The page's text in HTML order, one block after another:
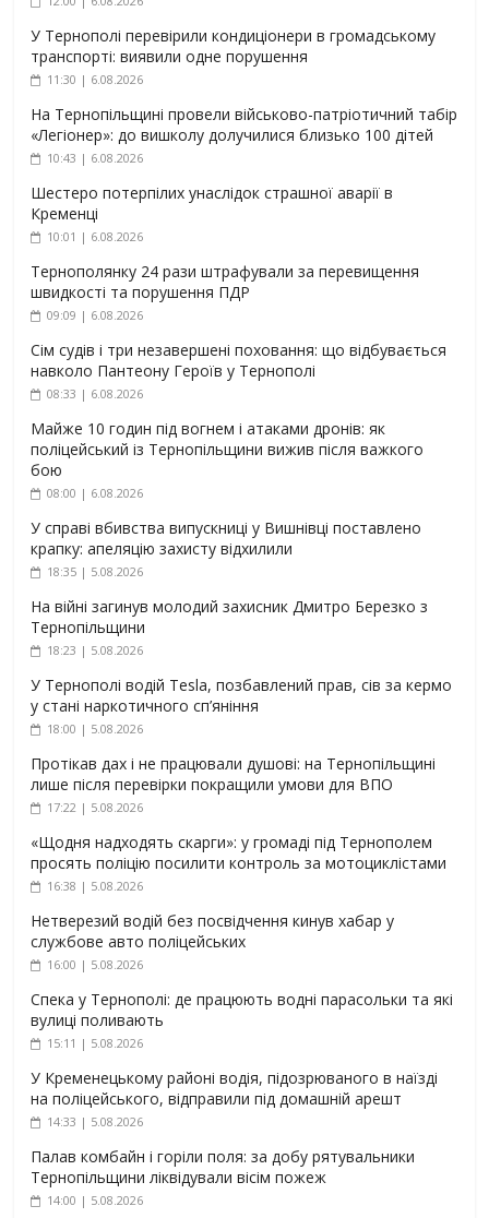
У Тернополі перевірили кондиціонери в громадському
транспорті: виявили одне порушення
11:30 | 6.08.2026
На Тернопільщині провели військово-патріотичний табір
«Легіонер»: до вишколу долучилися близько 100 дітей
10:43 | 6.08.2026
Шестеро потерпілих унаслідок страшної аварії в
Кременці
10:01 | 6.08.2026
Тернополянку 24 рази штрафували за перевищення
швидкості та порушення ПДР
09:09 | 6.08.2026
Сім судів і три незавершені поховання: що відбувається
навколо Пантеону Героїв у Тернополі
08:33 | 6.08.2026
Майже 10 годин під вогнем і атаками дронів: як
поліцейський із Тернопільщини вижив після важкого
бою
08:00 | 6.08.2026
У справі вбивства випускниці у Вишнівці поставлено
крапку: апеляцію захисту відхилили
18:35 | 5.08.2026
На війні загинув молодий захисник Дмитро Березко з
Тернопільщини
18:23 | 5.08.2026
У Тернополі водій Tesla, позбавлений прав, сів за кермо
у стані наркотичного сп’яніння
18:00 | 5.08.2026
Протікав дах і не працювали душові: на Тернопільщині
лише після перевірки покращили умови для ВПО
17:22 | 5.08.2026
«Щодня надходять скарги»: у громаді під Тернополем
просять поліцію посилити контроль за мотоциклістами
16:38 | 5.08.2026
Нетверезий водій без посвідчення кинув хабар у
службове авто поліцейських
16:00 | 5.08.2026
Спека у Тернополі: де працюють водні парасольки та які
вулиці поливають
15:11 | 5.08.2026
У Кременецькому районі водія, підозрюваного в наїзді
на поліцейського, відправили під домашній арешт
14:33 | 5.08.2026
Палав комбайн і горіли поля: за добу рятувальники
Тернопільщини ліквідували вісім пожеж
14:00 | 5.08.2026